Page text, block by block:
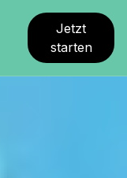
Jetzt
starten